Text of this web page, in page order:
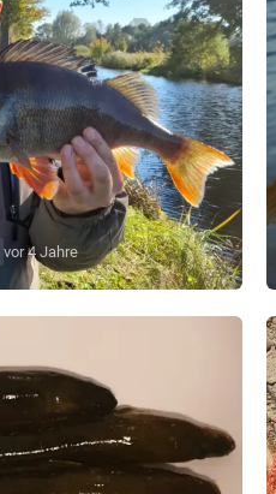
vor 4 Jahre